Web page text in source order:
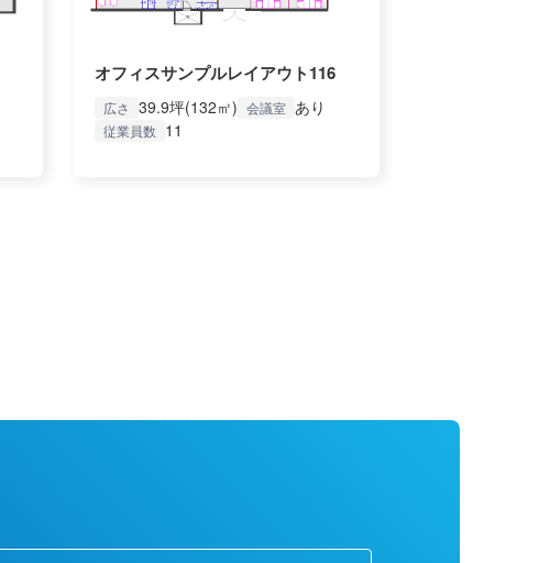
オフィスサンプルレイアウト116
広さ 39.9坪(132㎡) 会議室 あり
従業員数 11